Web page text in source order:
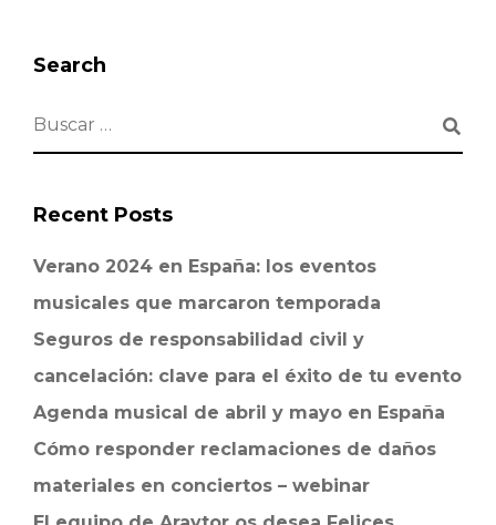
Search
Recent Posts
Verano 2024 en España: los eventos
musicales que marcaron temporada
Seguros de responsabilidad civil y
cancelación: clave para el éxito de tu evento
Agenda musical de abril y mayo en España
Cómo responder reclamaciones de daños
materiales en conciertos – webinar